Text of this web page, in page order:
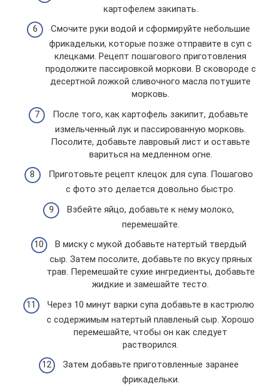
картофелем закипать.
Смочите руки водой и сформируйте небольшие
фрикадельки, которые позже отправите в суп с
клецками. Рецепт пошагового приготовления
продолжите пассировкой моркови. В сковороде с
десертной ложкой сливочного масла потушите
морковь.
После того, как картофель закипит, добавьте
измельченный лук и пассированную морковь.
Посолите, добавьте лавровый лист и оставьте
вариться на медленном огне.
Приготовьте рецепт клецок для супа. Пошагово
с фото это делается довольно быстро.
Взбейте яйцо, добавьте к нему молоко,
перемешайте.
В миску с мукой добавьте натертый твердый
сыр. Затем посолите, добавьте по вкусу пряных
трав. Перемешайте сухие ингредиенты, добавьте
жидкие и замешайте тесто.
Через 10 минут варки супа добавьте в кастрюлю
с содержимым натертый плавленый сыр. Хорошо
перемешайте, чтобы он как следует
растворился.
Затем добавьте приготовленные заранее
фрикадельки.